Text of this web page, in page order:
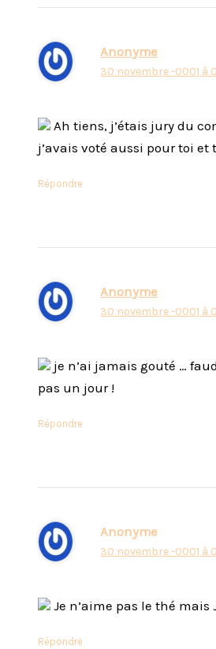
Anonyme
30 novembre -0001 à
Ah tiens, j’étais jury du
j’avais voté aussi pour toi
Répondre
Anonyme
30 novembre -0001 à
je n’ai jamais gouté …
pas un jour !
Répondre
Anonyme
30 novembre -0001 à
Je n’aime pas le thé mais
Répondre